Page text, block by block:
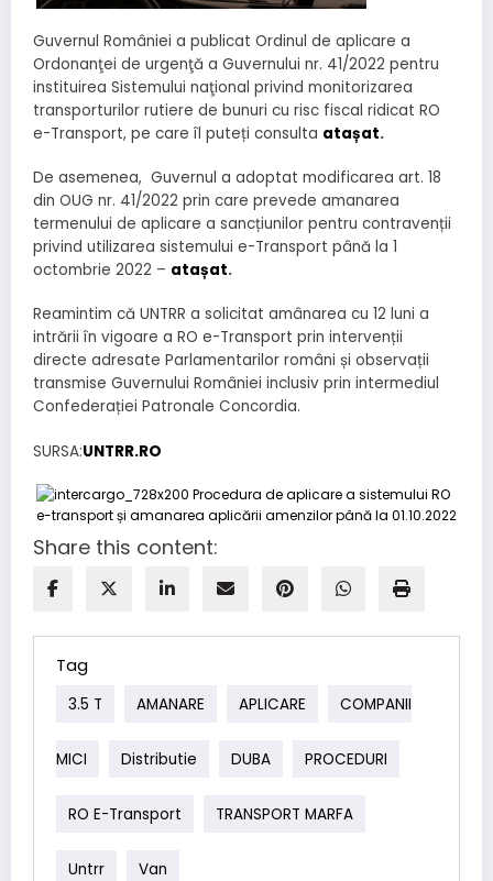
Guvernul României a publicat Ordinul de aplicare a
Ordonanţei de urgenţă a Guvernului nr. 41/2022 pentru
instituirea Sistemului naţional privind monitorizarea
transporturilor rutiere de bunuri cu risc fiscal ridicat RO
e-Transport, pe care îl puteți consulta atașat.
De asemenea, Guvernul a adoptat modificarea art. 18
din OUG nr. 41/2022 prin care prevede amanarea
termenului de aplicare a sancțiunilor pentru contravenții
privind utilizarea sistemului e-Transport până la 1
octombrie 2022 – atașat.
Reamintim că UNTRR a solicitat amânarea cu 12 luni a
intrării în vigoare a RO e-Transport prin intervenții
directe adresate Parlamentarilor români și observații
transmise Guvernului României inclusiv prin intermediul
Confederației Patronale Concordia.
SURSA:UNTRR.RO
Share this content:
Tag
3.5 T AMANARE APLICARE COMPANII
MICI Distributie DUBA PROCEDURI
RO E-Transport TRANSPORT MARFA
Untrr Van